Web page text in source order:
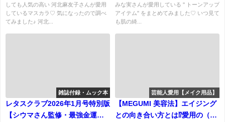
ミ・購入先は？
しても人気の高い 河北麻友子さんが愛用
しているマスカラ♡ 気になったので調べ
てみました♪ 河北...
イクポイントまとめ♪(下地・ビタ
ミン)など
みな実さんが愛用している '' トーンアップ
アイテム'' をまとめてみました♡ いつ見て
も肌の綺...
雑誌付録・ムック本
レタスクラブ2026年1月号特別版
【シウマさん監修・最強金運ミ
芸能人愛用【メイク用品】
【MEGUMI 美容法】エイジング
との向き合い方とは⁉︎愛用の（ク